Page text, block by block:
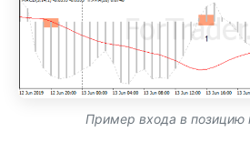
Пример входа в позицию